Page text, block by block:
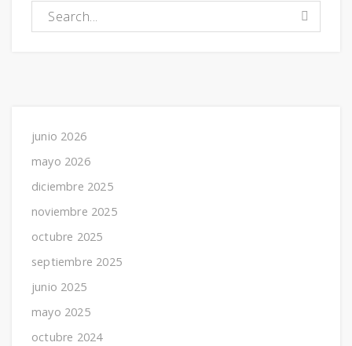
Buscar:
junio 2026
mayo 2026
diciembre 2025
noviembre 2025
octubre 2025
septiembre 2025
junio 2025
mayo 2025
octubre 2024